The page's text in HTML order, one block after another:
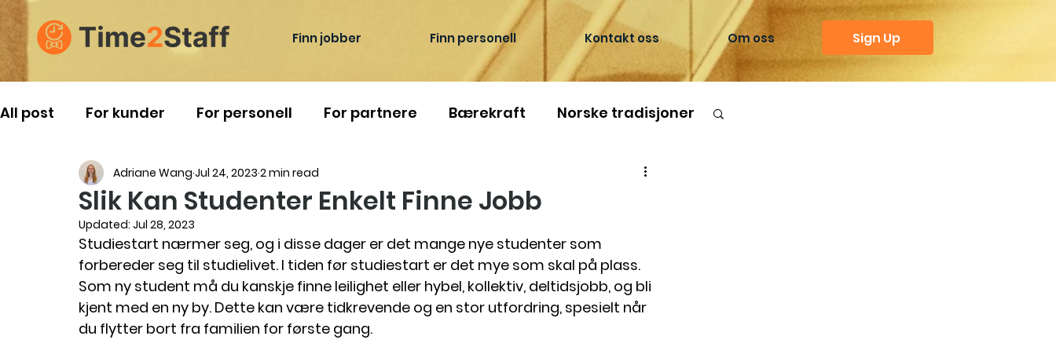
Finn jobber Finn personell Kontakt oss Om oss Sign Up
All post For kunder For personell For partnere Bærekraft Norske tradisjoner
Reise i Norge
Slik Kan Studenter Enkelt Finne Jobb
Adriane Wang Jul 24, 2023 2 min read
Updated: Jul 28, 2023
Studiestart nærmer seg, og i disse dager er det mange nye studenter som
forbereder seg til studielivet. I tiden før studiestart er det mye som skal på plass.
Som ny student må du kanskje finne leilighet eller hybel, kollektiv, deltidsjobb, og bli
kjent med en ny by. Dette kan være tidkrevende og en stor utfordring, spesielt når
du flytter bort fra familien for første gang.